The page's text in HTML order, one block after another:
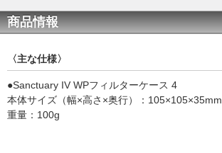
商品情報
〈主な仕様〉
●Sanctuary IV WPフィルターケース 4
本体サイズ（幅×高さ×奥行）：105×105×35mm
重量：100g